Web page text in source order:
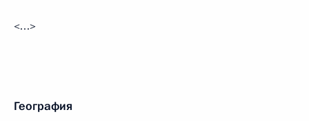
<…>
География